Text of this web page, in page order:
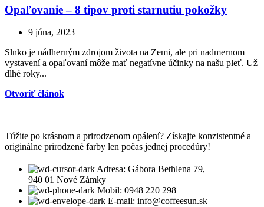
Opaľovanie – 8 tipov proti starnutiu pokožky
9 júna, 2023
Slnko je nádherným zdrojom života na Zemi, ale pri nadmernom
vystavení a opaľovaní môže mať negatívne účinky na našu pleť. Už
dlhé roky...
Otvoriť článok
Túžite po krásnom a prirodzenom opálení? Získajte konzistentné a
originálne prirodzené farby len počas jednej procedúry!
Adresa: Gábora Bethlena 79,
940 01 Nové Zámky
Mobil: 0948 220 298
E-mail: info@coffeesun.sk